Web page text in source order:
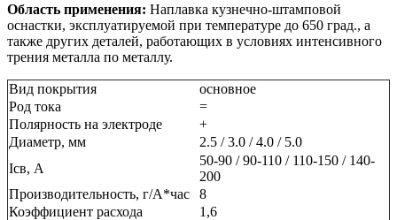
Область применения: Наплавка кузнечно-штамповой
оснастки, эксплуатируемой при температуре до 650 град., а
также других деталей, работающих в условиях интенсивного
трения металла по металлу.
Вид покрытия
основное
Род тока
=
Полярность на электроде
+
Диаметр, мм
2.5 / 3.0 / 4.0 / 5.0
Ісв, А
50-90 / 90-110 / 110-150 / 140-
200
Производительность, г/А*час
8
Коэффициент расхода
1,6